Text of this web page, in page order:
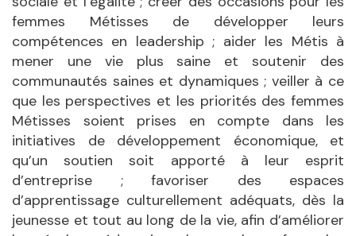
femmes Métisses de développer leurs
compétences en leadership ; aider les Métis à
mener une vie plus saine et soutenir des
communautés saines et dynamiques ; veiller à ce
que les perspectives et les priorités des femmes
Métisses soient prises en compte dans les
initiatives de développement économique, et
qu’un soutien soit apporté à leur esprit
d’entreprise ; favoriser des espaces
d’apprentissage culturellement adéquats, dès la
jeunesse et tout au long de la vie, afin d’améliorer